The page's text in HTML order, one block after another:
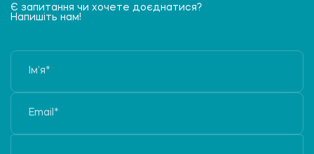
Є запитання чи хочете доєднатися?
Напишіть нам!